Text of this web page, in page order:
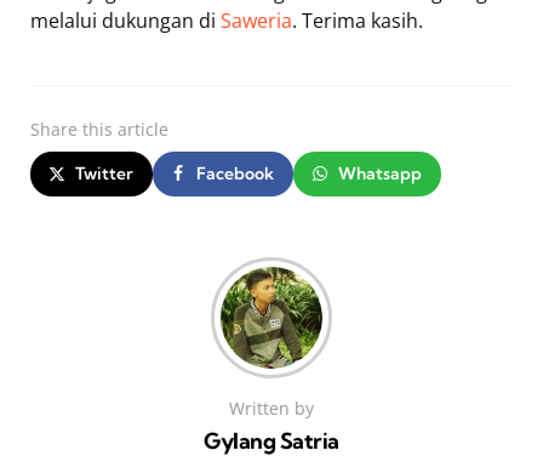
melalui dukungan di Saweria. Terima kasih.
Share this article
Twitter Facebook Whatsapp
Written by
Gylang Satria